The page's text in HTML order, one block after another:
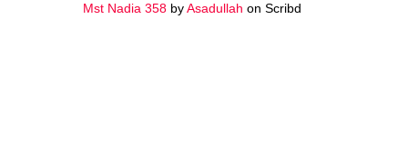
Mst Nadia 358 byAsadullah on Scribd